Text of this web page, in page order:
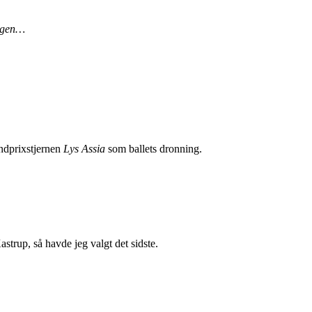
Lys Assia som ballets dronning.
så havde jeg valgt det sidste.